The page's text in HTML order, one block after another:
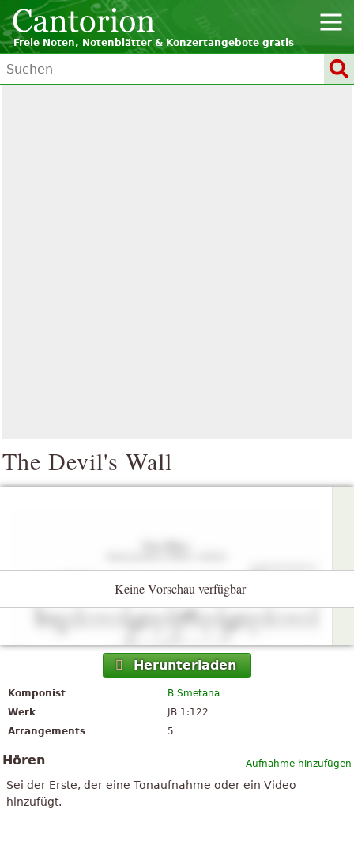
Freie Noten, Notenblätter & Konzertangebote gratis
The Devil's Wall
Keine Vorschau verfügbar
Herunterladen
Komponist
B Smetana
Werk
JB 1:122
Arrangements
5
Aufnahme hinzufügen
Hören
Sei der Erste, der eine Tonaufnahme oder ein Video
hinzufügt.